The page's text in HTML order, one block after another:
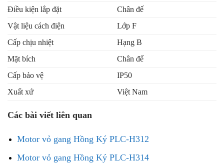
Điều kiện lắp đặt
Chân đế
Vật liệu cách điện
Lớp F
Cấp chịu nhiệt
Hạng B
Mặt bích
Chân đế
Cấp bảo vệ
IP50
Xuất xứ
Việt Nam
Các bài viết liên quan
Motor vỏ gang Hồng Ký PLC-H312
Motor vỏ gang Hồng Ký PLC-H314